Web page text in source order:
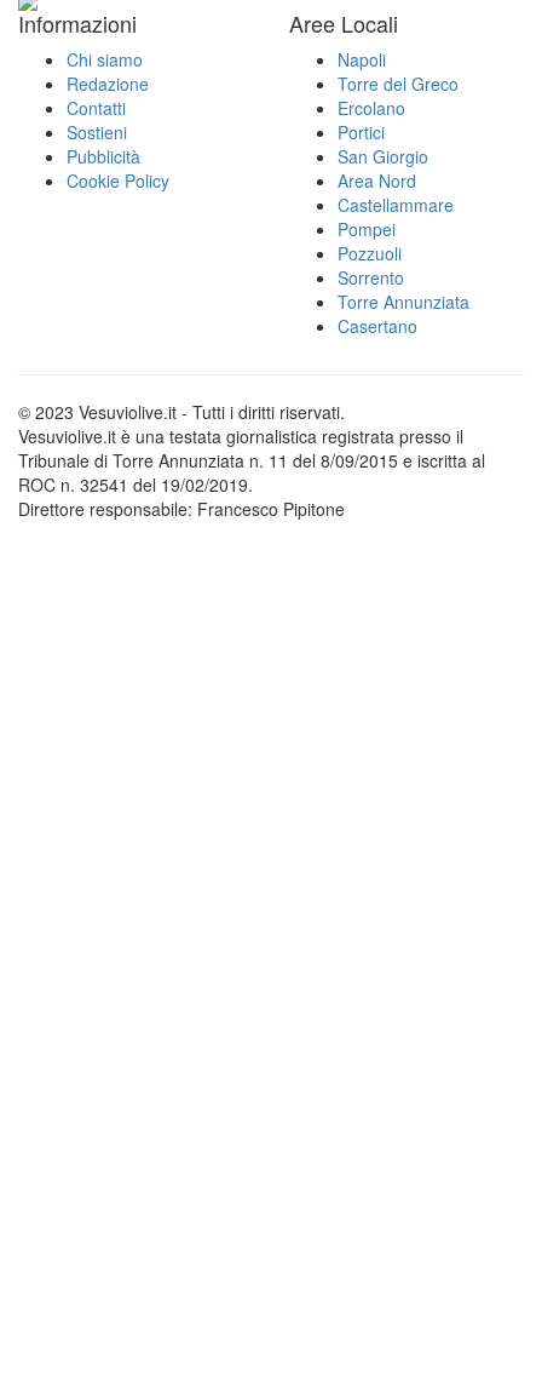
Informazioni
Chi siamo
Redazione
Contatti
Sostieni
Pubblicità
Cookie Policy
Aree Locali
Napoli
Torre del Greco
Ercolano
Portici
San Giorgio
Area Nord
Castellammare
Pompei
Pozzuoli
Sorrento
Torre Annunziata
Casertano
© 2023 Vesuviolive.it - Tutti i diritti riservati.
Vesuviolive.it è una testata giornalistica registrata presso il
Tribunale di Torre Annunziata n. 11 del 8/09/2015 e iscritta al
ROC n. 32541 del 19/02/2019.
Direttore responsabile: Francesco Pipitone